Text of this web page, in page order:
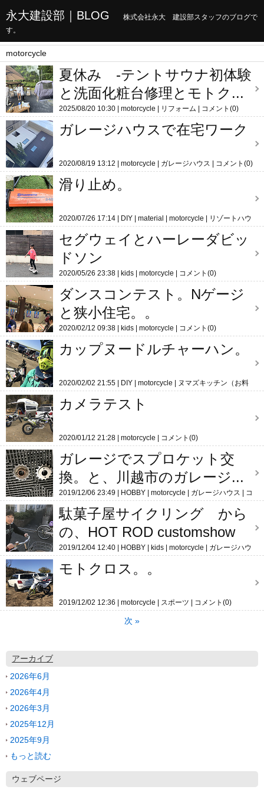
永大建設部｜BLOG
株式会社永大 建設部スタッフのブログで
す。
motorcycle
夏休み -テントサウナ初体験
と洗面化粧台修理とモトク...
2025/08/20 10:30 motorcycle リフォーム コメント(0)
ガレージハウスで在宅ワーク
2020/08/19 13:12 motorcycle ガレージハウス コメント(0)
滑り止め。
2020/07/26 17:14 DIY material motorcycle
リゾートハウ
セグウェイとハーレーダビッ
ドソン
2020/05/26 23:38 kids motorcycle コメント(0)
ダンスコンテスト。Nゲージ
と狭小住宅。。
2020/02/12 09:38 kids motorcycle コメント(0)
カップヌードルチャーハン。
2020/02/02 21:55 DIY motorcycle
ヌマズキッチン（お料
カメラテスト
2020/01/12 21:28 motorcycle コメント(0)
ガレージでスプロケット交
換。と、川越市のガレージ...
2019/12/06 23:49 HOBBY motorcycle ガレージハウス
コ
駄菓子屋サイクリング から
の、HOT ROD customshow
2019/12/04 12:40 HOBBY kids motorcycle
ガレージハウ
モトクロス。。
2019/12/02 12:36 motorcycle スポーツ コメント(0)
次 »
アーカイブ
2026年6月
2026年4月
2026年3月
2025年12月
2025年9月
もっと読む
ウェブページ